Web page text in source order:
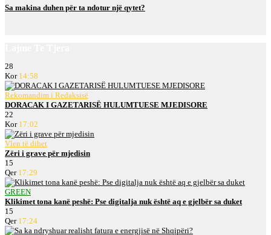
Sa makina duhen për ta ndotur një qytet?
28
Kor 14:58
Rekomandim i Redaksisë
DORACAK I GAZETARISË HULUMTUESE MJEDISORE
22
Kor 17:02
Vlen të dihet
Zëri i grave për mjedisin
15
Qer 17:29
GREEN
Klikimet tona kanë peshë: Pse digitalja nuk është aq e gjelbër sa duket
15
Qer 17:24